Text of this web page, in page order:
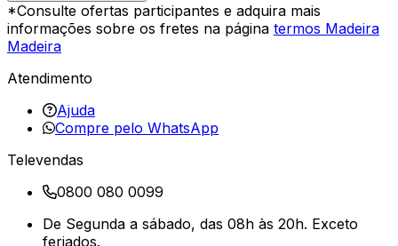
*Consulte ofertas participantes e adquira mais
informações sobre os fretes na página termos Madeira
Madeira
Atendimento
Ajuda
Compre pelo WhatsApp
Televendas
0800 080 0099
De Segunda a sábado, das 08h às 20h. Exceto
feriados.